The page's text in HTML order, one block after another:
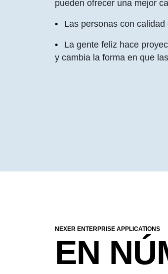
pueden ofrecer una mejor
Las personas con
La gente feliz hace
y cambia la forma en que
NEXER ENTERPRISE APPLICATIONS
EN